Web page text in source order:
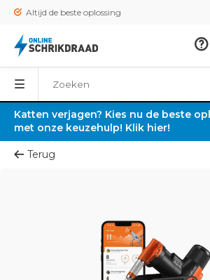
Altijd de beste oplossing
Katten verjagen? Kies nu de beste
met onze keuzehulp! Klik hier!
Terug